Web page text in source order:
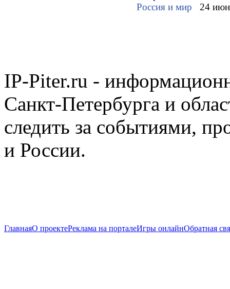
Россия и мир
24
IP-Piter.ru -
Санкт-Петербурга и
следить за событиями,
и России.
ГлавнаяО проектеРеклама на порталеИгры онлайнОбратная